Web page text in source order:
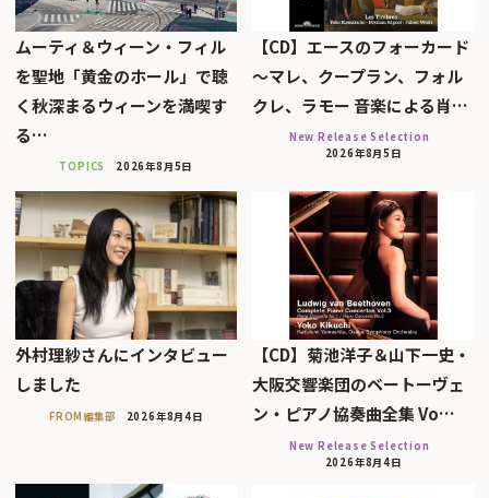
ムーティ＆ウィーン・フィル
を聖地「黄金のホール」で聴
く秋深まるウィーンを満喫す
る…
TOPICS 2026年8月5日
【CD】エースのフォーカード
～マレ、クープラン、フォル
クレ、ラモー 音楽による肖…
New Release Selection
2026年8月5日
外村理紗さんにインタビュー
しました
FROM編集部 2026年8月4日
【CD】菊池洋子＆山下一史・
大阪交響楽団のベートーヴェ
ン・ピアノ協奏曲全集 Vo…
New Release Selection
2026年8月4日